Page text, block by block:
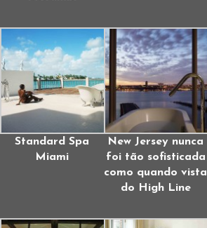
Standard Spa
Miami
New Jersey nunca
foi tão sofisticada
como quando vista
do High Line